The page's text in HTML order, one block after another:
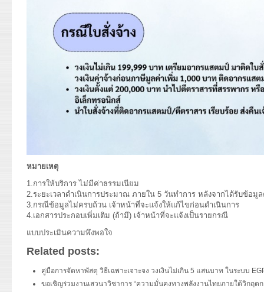
หมายเหตุ
1.การให้บริการ ไม่มีค่าธรรมเนียม
2.ระยะเวลาดำเนินการประมาณ ภายใน 5 วันทำการ หลังจากได้รับข้อมู
3.กรณีข้อมูลไม่ครบถ้วน เจ้าหน้าที่จะแจ้งให้แก้ไขก่อนดำเนินการ
4.เอกสารประกอบเพิ่มเติม (ถ้ามี) เจ้าหน้าที่จะแจ้งเป็นรายกรณี
แบบประเมินความพึงพอใจ
Related posts:
คู่มือการจัดหาพัสดุ วิธีเฉพาะเจาะจง วงเงินไม่เกิน 5 แสนบาท ในระบบ
ขอเชิญร่วมงานเสวนาวิชาการ “ความมั่นคงทางพลังงานไทยภายใต้วิกฤต